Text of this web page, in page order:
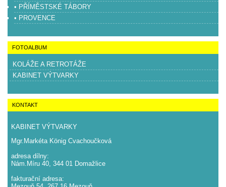
• PŘÍMĚSTSKÉ TÁBORY
• PROVENCE
FOTOALBUM
KOLÁŽE A RETROTÁŽE
KABINET VÝTVARKY
KONTAKT
KABINET VÝTVARKY
Mgr.Markéta König Cvachoučková
adresa dílny:
Nám.Míru 40, 344 01 Domažlice
fakturační adresa: